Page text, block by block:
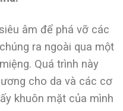
âm để phá vỡ các
ra ngoài qua một
Quá trình này
cho da và các cơ
khuôn mặt của mình